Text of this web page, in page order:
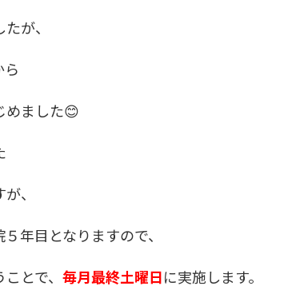
が、
めました😊
、
年目となりますので、
とで、 毎月最終土曜日に実施します。